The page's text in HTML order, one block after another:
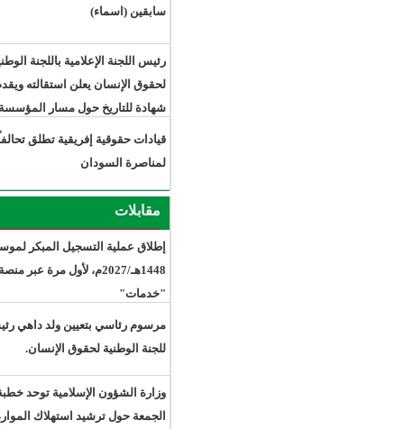
رئيس اللجنة الإعلامية باللجنة الوطنية
لحقوق الإنسان يعلن استقالته ويقدم
شهادة للتاريخ حول مسار المؤسسة
قيادات حقوقية إفريقية تطلق تحالفاً
إطلاق عملية التسجيل المبكر لموسم حج
1448هـ/2027م، لأول مرة عبر منصة
مرسوم رئاسي بتعيين ولد داهي رئيسًا
للجنة الوطنية لحقوق الإنسان.
وزارة الشؤون الإسلامية توحد خطبة
الجمعة حول ترشيد استهلاك الموارد